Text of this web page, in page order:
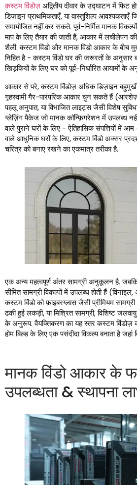
कस्टम विंडोज़अद्वितीय दीवार के उद्घाटन में फिट
डिज़ाइन प्राथमिकताएँ, या वास्तुशिल्प आवश्यकताएँ
समायोजित नहीं कर सकते. पूर्व-निर्मित मानक
माप के लिए तैयार की जाती हैं, आकार में लचीलेपन
शैली. कस्टम विंडो और मानक विंडो आकार के
निहित है - कस्टम विंडो घर की जरूरतों के अनुसार
खिड़कियों के लिए घर को पूर्व-निर्धारित आयामों के
आकार से परे, कस्टम विंडोज़ अधिक डिज़ाइन बहुमुखी
गृहस्वामी गैर-पारंपरिक आकार चुन सकते हैं
पहलू अनुपात, या विभाजित लाइट्स जैसी विशेष
ग्लेज़िंग पैकेज जो मानक कॉन्फ़िगरेशन में उपलब्ध
वाले पुराने घरों के लिए - ऐतिहासिक संपत्तियों में आम
वाले आधुनिक घरों के लिए, कस्टम विंडो अक्सर
चरित्र को बनाए रखने का एकमात्र तरीका है.
एक अन्य महत्वपूर्ण अंतर सामग्री अनुकूलन है.
सीमित सामग्री विकल्पों में उपलब्ध होती हैं
कस्टम विंडो को फ़ाइबरग्लास जैसी प्रीमियम
ढकी हुई लकड़ी, या मिश्रित सामग्री, विशिष्ट
के अनुरूप. वैयक्तिकरण का यह स्तर कस्टम विंडोज़
होम बिल्ड के लिए एक पसंदीदा विकल्प बनाता है जहां
मानक विंडो आकार के
उपलब्धता & स्थापना